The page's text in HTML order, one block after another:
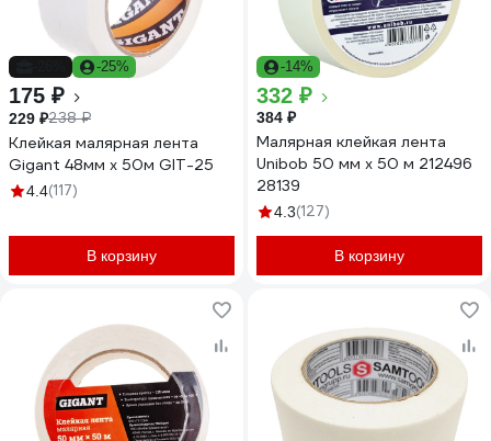
-25%
175 ₽
229 ₽238 ₽
Клейкая малярная лента
Gigant 48мм x 50м GIT-25
4.4(117)
В корзину
-14%
332 ₽
384 ₽
Малярная клейкая лента
Unibob 50 мм х 50 м 212496
28139
4.3(127)
В корзину